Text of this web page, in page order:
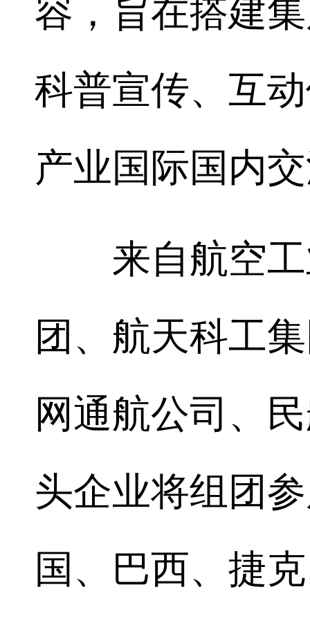
容，旨在搭建
科普宣传、互
产业国际国内
来自航空工
团、航天科工
网通航公司、
头企业将组团
国、巴西、捷